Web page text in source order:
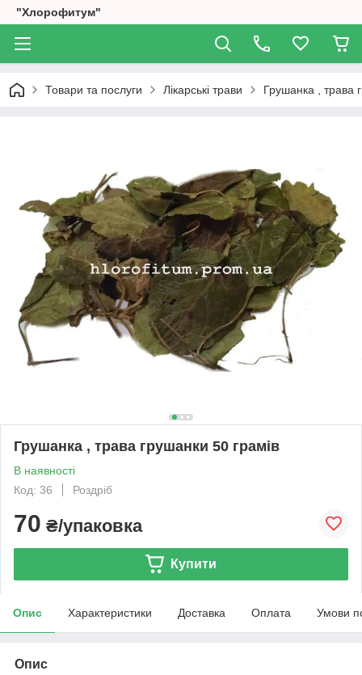
"Хлорофитум"
Товари та послуги Лікарські трави Грушанка , трава
Грушанка , трава грушанки 50 грамів
В наявності
Код: 36
Роздріб
70 ₴/упаковка
Купити
Опис Характеристики Доставка Оплата Умови
Опис